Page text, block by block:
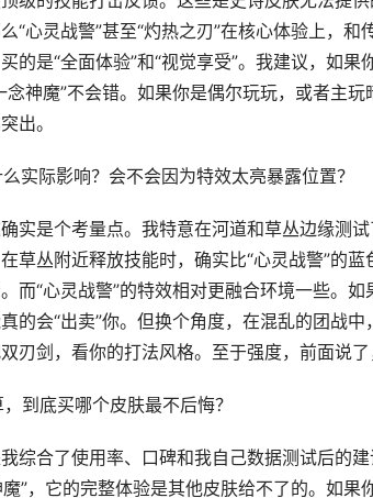
“心灵战警”甚至“灼热之刃”在核心体验上，
的是“全面体验”和“视觉享受”。我建议，如果
念神魔”不会错。如果你是偶尔玩玩，或者主
出。
实际影响？会不会因为特效太亮暴露位置？
实是个考量点。我特意在河道和草丛边缘测
草丛附近释放技能时，确实比“心灵战警”的蓝
而“心灵战警”的特效相对更融合环境一些。
的会“出卖”你。但换个角度，在混乱的团战
刃剑，看你的打法风格。至于强度，前面说了
到底买哪个皮肤最不后悔？
综合了使用率、口碑和我自己数据测试后的
魔”，它的完整体验是其他皮肤给不了的。如